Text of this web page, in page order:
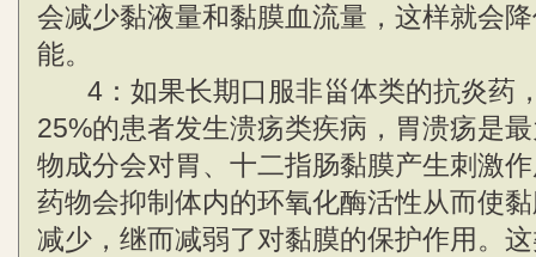
会减少黏液量和黏膜血流量，这样就会
能。
4：如果长期口服非甾体类的抗炎药
25%的患者发生溃疡类疾病，胃溃疡是
物成分会对胃、十二指肠黏膜产生刺激
药物会抑制体内的环氧化酶活性从而使
减少，继而减弱了对黏膜的保护作用。